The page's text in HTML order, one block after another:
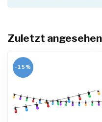
Zuletzt angesehen
-15%